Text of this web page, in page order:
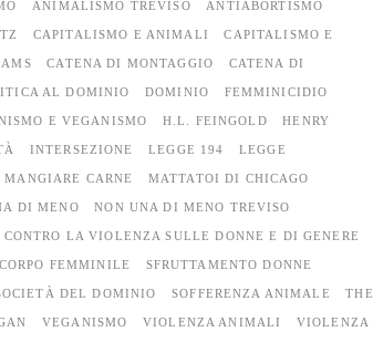
ANIMALISMO TREVISO ANTIABORTISMO
CAPITALISMO E ANIMALI CAPITALISMO E
CATENA DI MONTAGGIO CATENA DI
AL DOMINIO DOMINIO FEMMINICIDIO
E VEGANISMO H.L. FEINGOLD HENRY
INTERSEZIONE LEGGE 194 LEGGE
MANGIARE CARNE MATTATOI DI CHICAGO
DI MENO NON UNA DI MENO TREVISO
LA VIOLENZA SULLE DONNE E DI GENERE
FEMMINILE SFRUTTAMENTO DONNE
DEL DOMINIO SOFFERENZA ANIMALE THE
VEGANISMO VIOLENZA ANIMALI VIOLENZA